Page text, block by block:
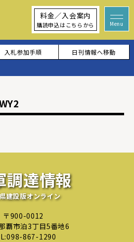
料金／入会案内
購読申込はこちらから
入札参加手順 日刊情報へ移動
調達情報
建設版オンライン
〒900-0012
覇市泊3丁目5番地6
098-867-1290